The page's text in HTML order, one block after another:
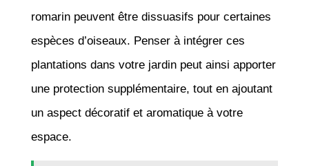
romarin peuvent être dissuasifs pour certaines
espèces d’oiseaux. Penser à intégrer ces
plantations dans votre jardin peut ainsi apporter
une protection supplémentaire, tout en ajoutant
un aspect décoratif et aromatique à votre
espace.